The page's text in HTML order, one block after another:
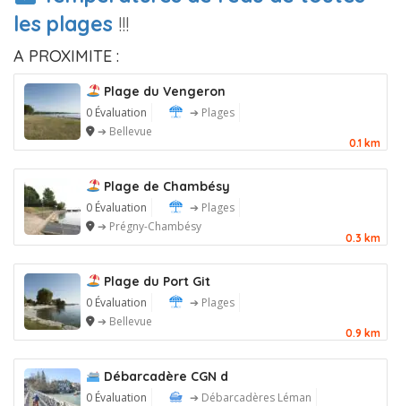
les plages !!!
A PROXIMITE :
Plage du Vengeron
0 Évaluation
➔ Plages
➔ Bellevue
0.1 km
Plage de Chambésy
0 Évaluation
➔ Plages
➔ Prégny-Chambésy
0.3 km
Plage du Port Git
0 Évaluation
➔ Plages
➔ Bellevue
0.9 km
Débarcadère CGN d
0 Évaluation
➔ Débarcadères Léman